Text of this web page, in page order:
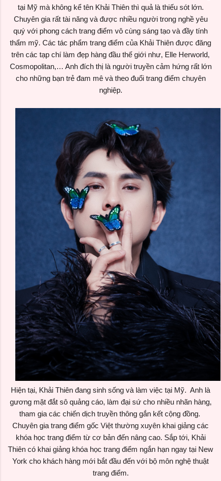
tại Mỹ mà không kể tên Khải Thiên thì quả là thiếu sót lớn.
Chuyên gia rất tài năng và được nhiều người trong nghề yêu
quý với phong cách trang điểm vô cùng sáng tạo và đầy tính
thẩm mỹ. Các tác phẩm trang điểm của Khải Thiên được đăng
trên các tạp chí làm đẹp hàng đầu thế giới như, Elle Herworld,
Cosmopolitan,… Anh đích thị là người truyền cảm hứng rất lớn
cho những bạn trẻ đam mê và theo đuổi trang điểm chuyên
nghiệp.
Hiện tại, Khải Thiên đang sinh sống và làm việc tại Mỹ. Anh là
gương mặt đắt sô quảng cáo, làm đại sứ cho nhiều nhãn hàng,
tham gia các chiến dịch truyền thông gắn kết cộng đồng.
Chuyên gia trang điểm gốc Việt thường xuyên khai giảng các
khóa học trang điểm từ cơ bản đến nâng cao. Sắp tới, Khải
Thiên có khai giảng khóa học trang điểm ngắn hạn ngay tại New
York cho khách hàng mới bắt đầu đến với bộ môn nghệ thuật
trang điểm.